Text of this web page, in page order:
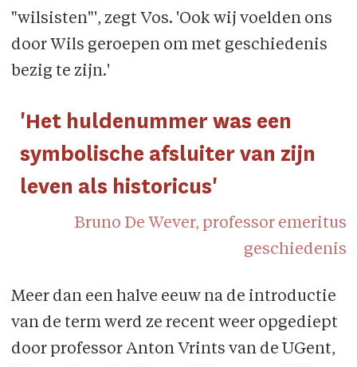
"wilsisten"', zegt Vos. 'Ook wij voelden ons
door Wils geroepen om met geschiedenis
bezig te zijn.'
'Het huldenummer was een
symbolische afsluiter van zijn
leven als historicus'
Bruno De Wever, professor emeritus
geschiedenis
Meer dan een halve eeuw na de introductie
van de term werd ze recent weer opgediept
door professor Anton Vrints van de UGent,